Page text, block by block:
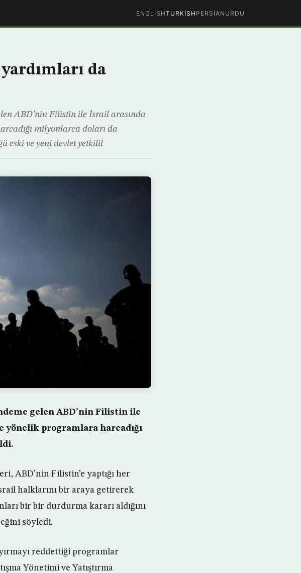
ENGLISHTURKISH PERSIAN URDU
da
ABD’nin Filistin ile İsrail arasında
milyonlarca doları da
eski ve yeni devlet yetkilil
gelen ABD’nin Filistin ile
yönelik programlara harcadığı
ABD’nin Filistin’e yaptığı her
halklarını bir araya getirerek
bir bir durdurma kararı aldığını
söyledi.
reddettiği programlar
Yönetimi ve Yatıştırma